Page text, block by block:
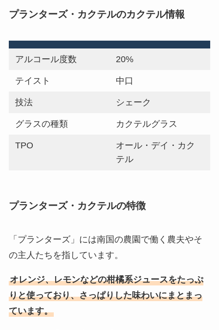
プランターズ・カクテルのカクテル情報
アルコール度数 20%
テイスト 中口
技法 シェーク
グラスの種類 カクテルグラス
TPO
オール・デイ・カク
テル
プランターズ・カクテルの特徴
「プランターズ」には南国の農園で働く農夫やそ
の主人たちを指しています。
オレンジ、レモンなどの柑橘系ジュースをたっぷ
りと使っており、さっぱりした味わいにまとまっ
ています。